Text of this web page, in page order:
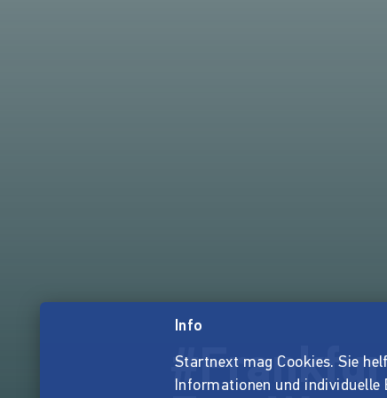
Info
Startnext mag Cookies. Sie
Informationen und